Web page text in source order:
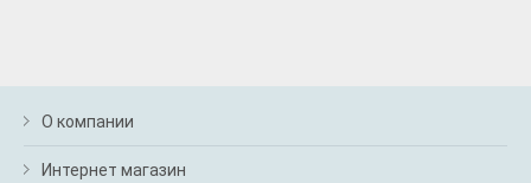
О компании
Интернет магазин